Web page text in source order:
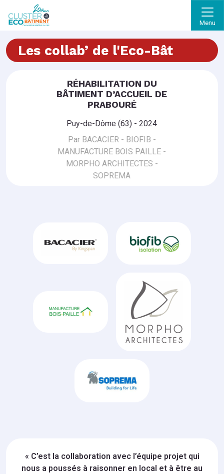
Menu
Les collab’ de l'Eco-Bât
RÉHABILITATION DU
BÂTIMENT D’ACCUEIL DE
PRABOURÉ
Puy-de-Dôme (63) - 2024
Par BACACIER - BIOFIB -
MANUFACTURE BOIS PAILLE -
MORPHO ARCHITECTES -
SOPREMA
« C’est la collaboration avec l’équipe projet qui
nous a poussés à raisonner en local et à être au